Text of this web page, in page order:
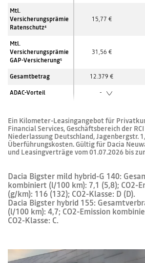
Mtl.
Versicherungsprämie
Ratenschutz4
15,77 €
Mtl.
Versicherungsprämie
GAP-Versicherung5
31,56 €
Gesamtbetrag 12.379 €
ADAC-Vorteil -
Ein Kilometer-Leasingangebot für
Financial Services, Geschäftsbereich der
Niederlassung Deutschland, Jagenbergstr.
Überführungskosten. Gültig für Dacia
und Leasingverträge vom 01.07.2026 bis
Dacia Bigster mild hybrid-G 140:
kombiniert (l/100 km): 7,1 (5,8); CO2-
(g/km): 116 (132); CO2-Klasse: D (D).
Dacia Bigster hybrid 155:
(l/100 km): 4,7; CO2-Emission
CO2-Klasse: C.